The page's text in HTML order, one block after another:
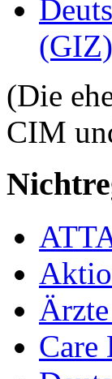
(GIZ)
(Die
CIM
Care